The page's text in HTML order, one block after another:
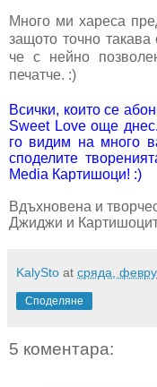
Много ми хареса
защото точно
че с нейно
печатче. :)
Всички, които се
Sweet Love още
го видим на много
споделите
Media Картишоци! :)
Вдъхновена и
Джиджи и
KalySto at сряда,
Споделяне
5 коментара: